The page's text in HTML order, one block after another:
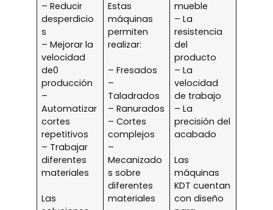
– Reducir
desperdicio
s
– Mejorar la
velocidad
de0
producción
–
Automatizar
cortes
repetitivos
– Trabajar
diferentes
materiales
Las
Estas
máquinas
permiten
realizar:
– Fresados
–
Taladrados
– Ranurados
– Cortes
complejos
–
Mecanizado
s sobre
diferentes
materiales
mueble
– La
resistencia
del
producto
– La
velocidad
de trabajo
– La
precisión del
acabado
Las
máquinas
KDT cuentan
con diseño